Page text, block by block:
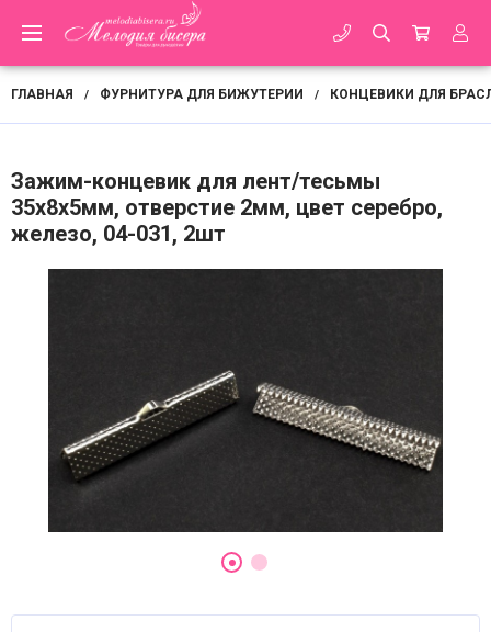
ГЛАВНАЯ / ФУРНИТУРА ДЛЯ БИЖУТЕРИИ / КОНЦЕВИКИ ДЛЯ
Зажим-концевик для лент/тесьмы
35х8х5мм, отверстие 2мм, цвет серебро,
железо, 04-031, 2шт